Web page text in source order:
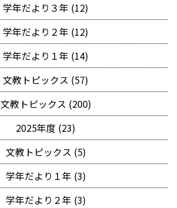
学年だより３年 (12)
学年だより２年 (12)
学年だより１年 (14)
文教トピックス (57)
文教トピックス (200)
2025年度 (23)
文教トピックス (5)
学年だより１年 (3)
学年だより２年 (3)